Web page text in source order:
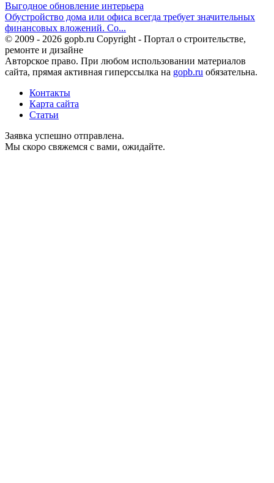
Выгодное обновление интерьера
Обустройство дома или офиса всегда требует значительных
финансовых вложений. Со...
© 2009 - 2026 gopb.ru Copyright - Портал о строительстве,
ремонте и дизайне
Авторское право. При любом использовании материалов
сайта, прямая активная гиперссылка на gopb.ru обязательна.
Контакты
Карта сайта
Статьи
Заявка успешно отправлена.
Мы скоро свяжемся с вами, ожидайте.